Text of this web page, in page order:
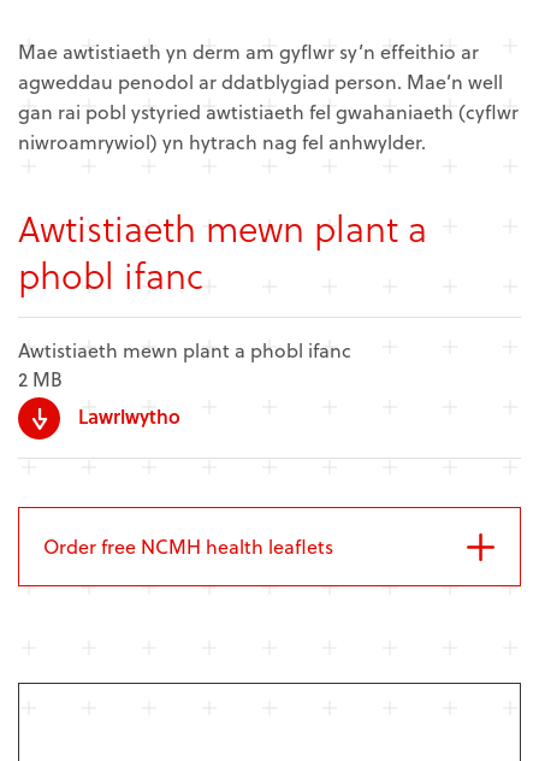
Mae awtistiaeth yn derm am gyflwr sy’n effeithio ar
agweddau penodol ar ddatblygiad person. Mae’n well
gan rai pobl ystyried awtistiaeth fel gwahaniaeth (cyflwr
niwroamrywiol) yn hytrach nag fel anhwylder.
Awtistiaeth mewn plant a
phobl ifanc
Awtistiaeth mewn plant a phobl ifanc
2 MB
Lawrlwytho
Order free NCMH health leaflets